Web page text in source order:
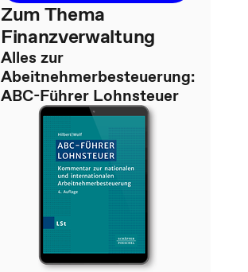
Zum Thema
Finanzverwaltung
Alles zur
Abeitnehmerbesteuerung:
ABC-Führer Lohnsteuer